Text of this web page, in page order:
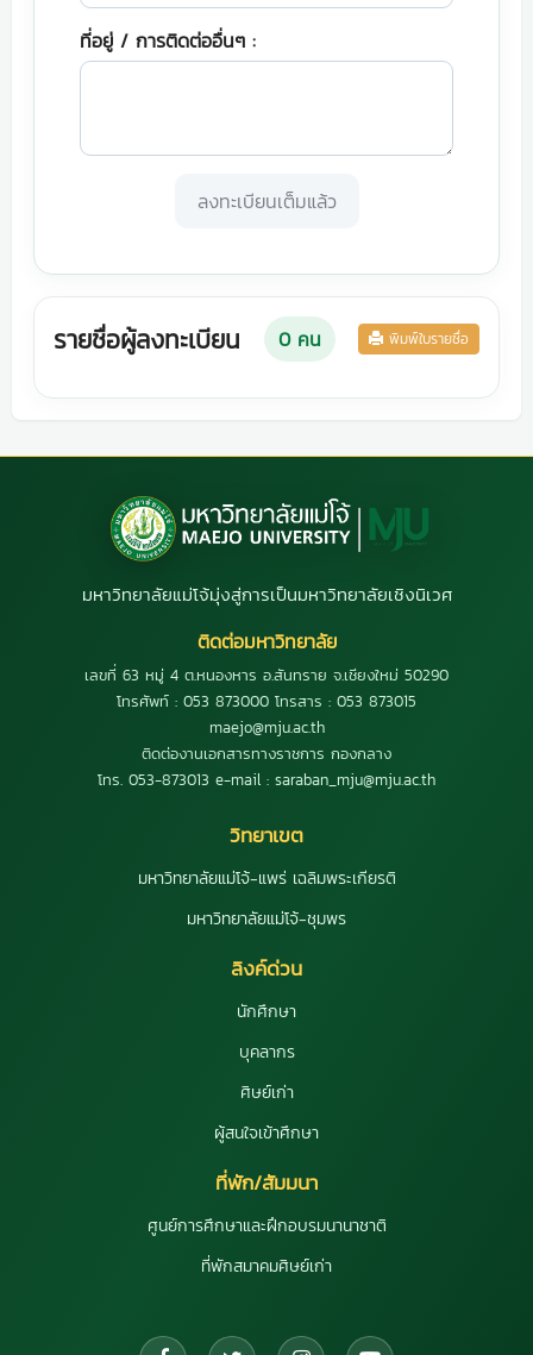
ที่อยู่ / การติดต่ออื่นๆ :
รายชื่อผู้ลงทะเบียน 0คน พิมพ์ใบรายชื่อ
มหาวิทยาลัยแม่โจ้มุ่งสู่การเป็นมหาวิทยาลัยเชิงนิเวศ
ติดต่อมหาวิทยาลัย
เลขที่ 63 หมู่ 4 ต.หนองหาร อ.สันทราย จ.เชียงใหม่ 50290
โทรศัพท์ : 053 873000 โทรสาร : 053 873015
maejo@mju.ac.th
ติดต่องานเอกสารทางราชการ กองกลาง
โทร. 053-873013 e-mail : saraban_mju@mju.ac.th
วิทยาเขต
มหาวิทยาลัยแม่โจ้-แพร่ เฉลิมพระเกียรติ
มหาวิทยาลัยแม่โจ้-ชุมพร
ลิงค์ด่วน
นักศึกษา
บุคลากร
ศิษย์เก่า
ผู้สนใจเข้าศึกษา
ที่พัก/สัมมนา
ศูนย์การศึกษาและฝึกอบรมนานาชาติ
ที่พักสมาคมศิษย์เก่า